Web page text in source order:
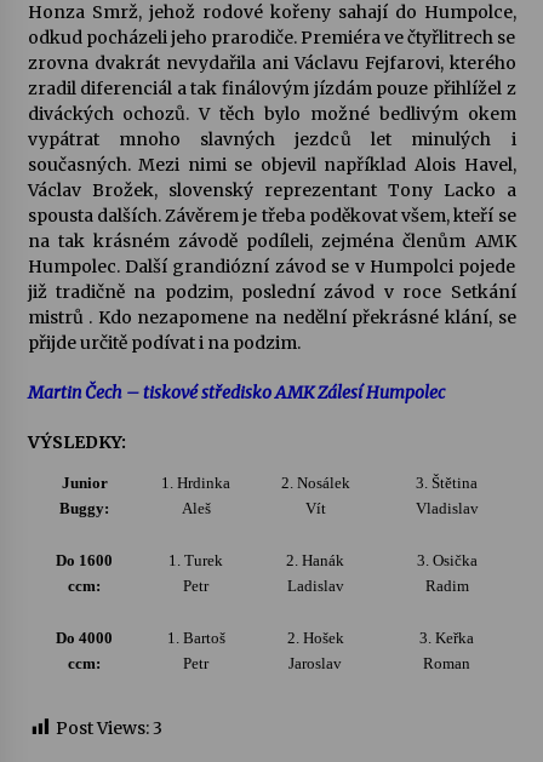
Petr Adamec – Malovaný svět
30. 6. 2026
Honza Smrž, jehož rodové kořeny sahají do Humpolce,
odkud pocházeli jeho prarodiče. Premiéra ve čtyřlitrech se
zrovna dvakrát nevydařila ani Václavu Fejfarovi, kterého
zradil diferenciál a tak finálovým jízdám pouze přihlížel z
diváckých ochozů. V těch bylo možné bedlivým okem
vypátrat mnoho slavných jezdců let minulých i
současných. Mezi nimi se objevil například Alois Havel,
Václav Brožek, slovenský reprezentant Tony Lacko a
spousta dalších. Závěrem je třeba poděkovat všem, kteří se
na tak krásném závodě podíleli, zejména členům AMK
Humpolec. Další grandiózní závod se v Humpolci pojede
již tradičně na podzim, poslední závod v roce Setkání
mistrů . Kdo nezapomene na nedělní překrásné klání, se
přijde určitě podívat i na podzim.
Martin Čech – tiskové středisko AMK Zálesí Humpolec
VÝSLEDKY:
Junior
Buggy:
1. Hrdinka
Aleš
2. Nosálek
Vít
3. Štětina
Vladislav
Do 1600
ccm:
1. Turek
Petr
2. Hanák
Ladislav
3. Osička
Radim
Do 4000
ccm:
1. Bartoš
Petr
2. Hošek
Jaroslav
3. Keřka
Roman
Post Views:3